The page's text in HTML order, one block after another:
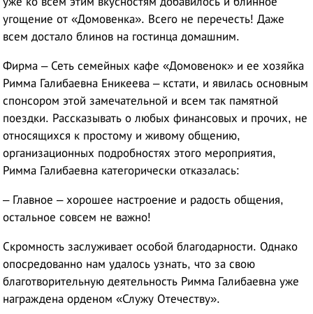
угощение от «Домовенка». Всего не перечесть! Даже
всем достало блинов на гостинца домашним.
Фирма – Сеть семейных кафе «Домовенок» и ее хозяйка
Римма Галибаевна Еникеева – кстати, и явилась основным
спонсором этой замечательной и всем так памятной
поездки. Рассказывать о любых финансовых и прочих, не
относящихся к простому и живому общению,
организационных подробностях этого мероприятия,
Римма Галибаевна категорически отказалась:
– Главное – хорошее настроение и радость общения,
остальное совсем не важно!
Скромность заслуживает особой благодарности. Однако
опосредованно нам удалось узнать, что за свою
благотворительную деятельность Римма Галибаевна уже
награждена орденом «Служу Отечеству».